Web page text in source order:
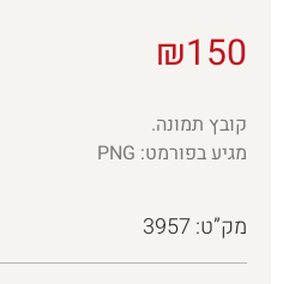
₪150
קובץ תמונה.
מגיע בפורמט: PNG
מק”ט: 3957